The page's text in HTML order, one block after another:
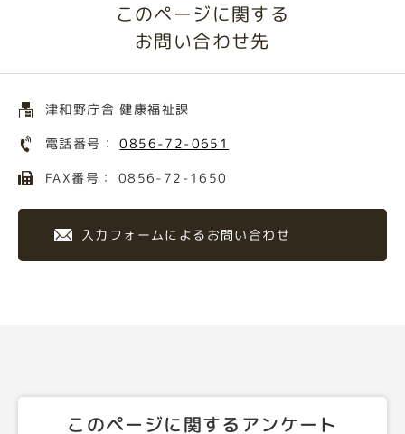
このページに関する
お問い合わせ先
津和野庁舎 健康福祉課
電話番号：0856-72-0651
FAX番号： 0856-72-1650
入力フォームによるお問い合わせ
このページに関するアンケート